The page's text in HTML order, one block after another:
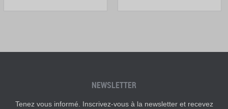
NEWSLETTER
Tenez vous informé. Inscrivez-vous à la newsletter et recevez